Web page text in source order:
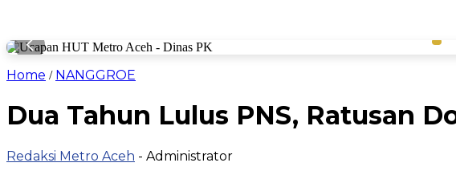
Home / NANGGROE
Dua Tahun Lulus PNS, Ratusan
Redaksi Metro Aceh - Administrator